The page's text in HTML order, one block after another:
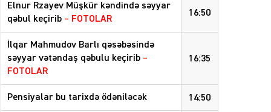
16:50
Elnur Rzayev Müşkür kəndində səyyar
qəbul keçirib – FOTOLAR
16:35
İlqar Mahmudov Barlı qəsəbəsində
səyyar vətəndaş qəbulu keçirib –
FOTOLAR
14:50
Pensiyalar bu tarixdə ödəniləcək